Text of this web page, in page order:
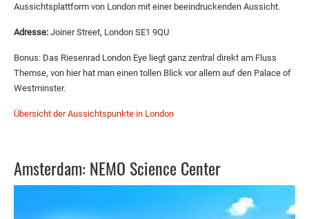
Aussichtsplattform von London mit einer beeindruckenden Aussicht.
Adresse: Joiner Street, London SE1 9QU
Bonus: Das Riesenrad London Eye liegt ganz zentral direkt am Fluss
Themse, von hier hat man einen tollen Blick vor allem auf den Palace of
Westminster.
Übersicht der Aussichtspunkte in London
Amsterdam: NEMO Science Center